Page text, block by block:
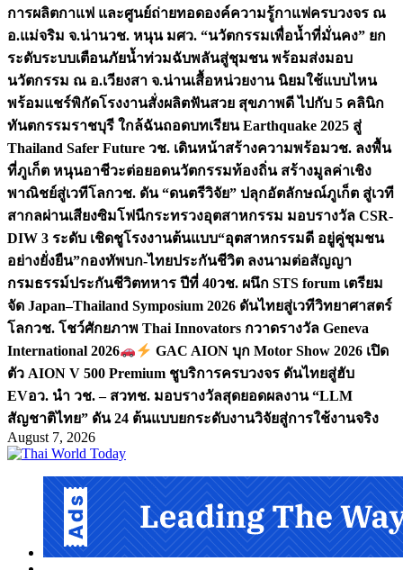
การผลิตกาแฟ และศูนย์ถ่ายทอดองค์ความรู้กาแฟครบวงจร ณ
อ.แม่จริม จ.น่านวช. หนุน มศว. “นวัตกรรมเพื่อน้ำที่มั่นคง” ยก
ระดับระบบเตือนภัยน้ำท่วมฉับพลันสู่ชุมชน พร้อมส่งมอบ
นวัตกรรม ณ อ.เวียงสา จ.น่านเสื้อหน่วยงาน นิยมใช้แบบไหน
พร้อมแชร์พิกัดโรงงานสั่งผลิตฟันสวย สุขภาพดี ไปกับ 5 คลินิก
ทันตกรรมราชบุรี ใกล้ฉันถอดบทเรียน Earthquake 2025 สู่
Thailand Safer Future วช. เดินหน้าสร้างความพร้อมวช. ลงพื้น
ที่ภูเก็ต หนุนอาชีวะต่อยอดนวัตกรรมท้องถิ่น สร้างมูลค่าเชิง
พาณิชย์สู่เวทีโลกวช. ดัน “ดนตรีวิจัย” ปลุกอัตลักษณ์ภูเก็ต สู่เวที
สากลผ่านเสียงซิมโฟนีกระทรวงอุตสาหกรรม มอบรางวัล CSR-
DIW 3 ระดับ เชิดชูโรงงานต้นแบบ“อุตสาหกรรมดี อยู่คู่ชุมชน
อย่างยั่งยืน”กองทัพบก-ไทยประกันชีวิต ลงนามต่อสัญญา
กรมธรรม์ประกันชีวิตทหาร ปีที่ 40วช. ผนึก STS forum เตรียม
จัด Japan–Thailand Symposium 2026 ดันไทยสู่เวทีวิทยาศาสตร์
โลกวช. โชว์ศักยภาพ Thai Innovators กวาดรางวัล Geneva
International 2026
GAC AION บุก Motor Show 2026 เปิด
ตัว AION V 500 Premium ชูบริการครบวงจร ดันไทยสู่ฮับ
EVอว. นำ วช. – สวทช. มอบรางวัลสุดยอดผลงาน “LLM
สัญชาติไทย” ดัน 24 ต้นแบบยกระดับงานวิจัยสู่การใช้งานจริง
August 7, 2026